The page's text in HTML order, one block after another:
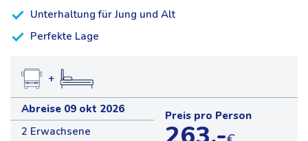
Unterhaltung für Jung und Alt
Perfekte Lage
+
Abreise 09 okt 2026
2 Erwachsene
Preis pro Person